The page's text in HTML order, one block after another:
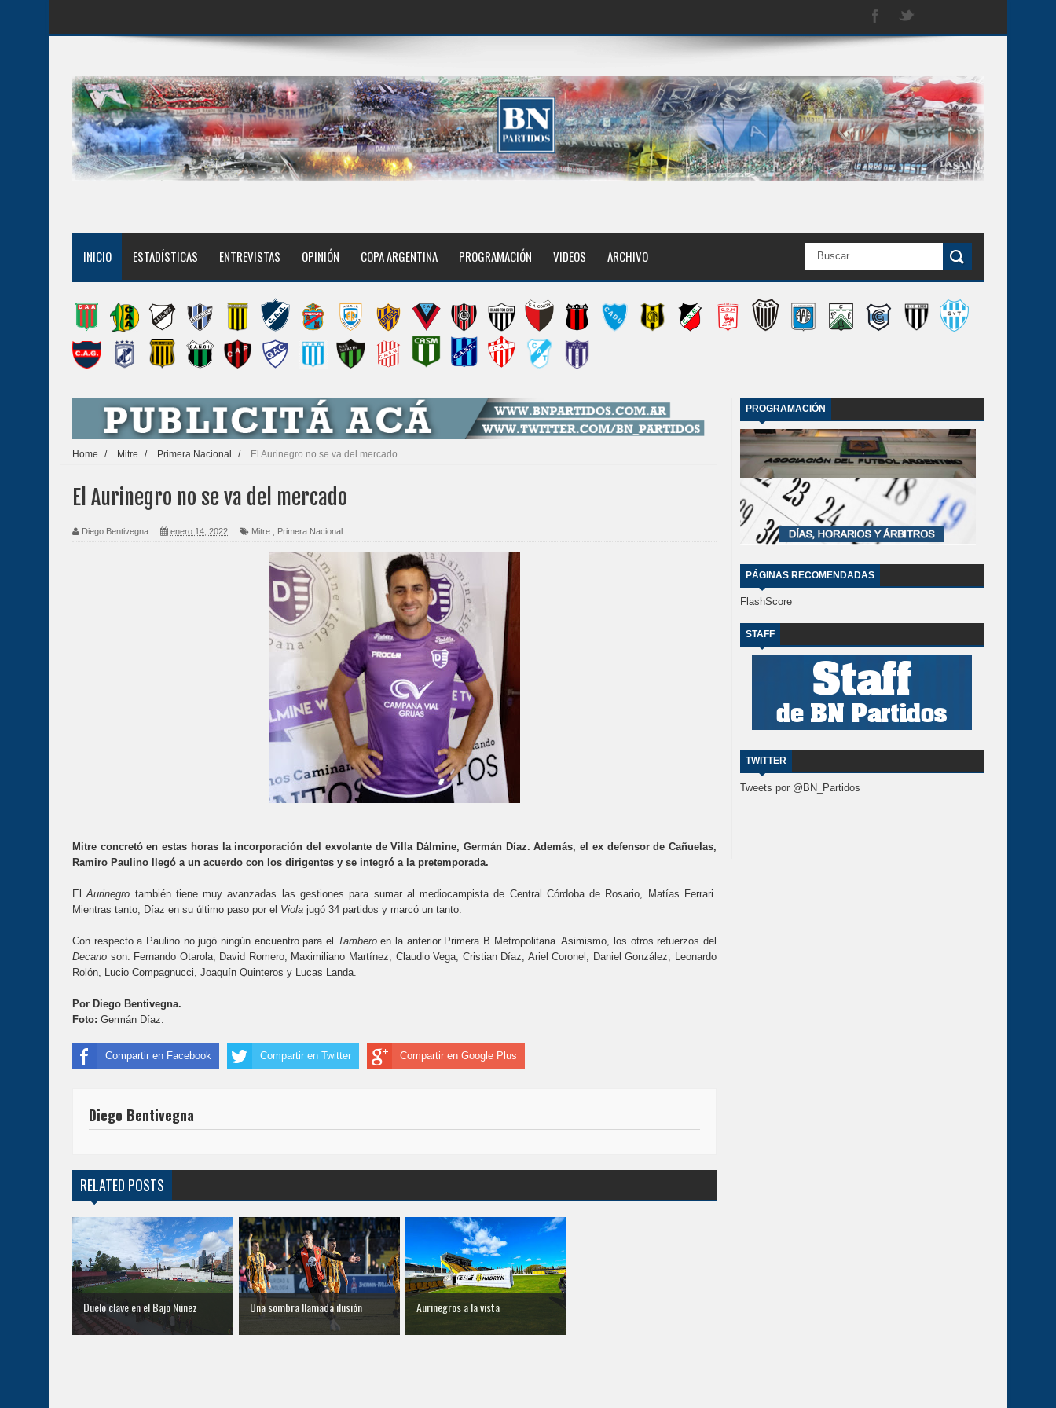
INICIO ESTADÍSTICAS ENTREVISTAS OPINIÓN COPA ARGENTINA PROGRAMACIÓN VIDEOS ARCHIVO
Home / Mitre / Primera Nacional / El Aurinegro no se va del mercado
El Aurinegro no se va del mercado
Diego Bentivegna enero 14, 2022 Mitre Primera Nacional
Mitre concretó en estas horas la incorporación del exvolante de Villa Dálmine, Germán Díaz. Además, el ex defensor de Cañuelas,
Ramiro Paulino llegó a un acuerdo con los dirigentes y se integró a la pretemporada.
ElAurinegro también tiene muy avanzadas las gestiones para sumar al mediocampista de Central Córdoba de Rosario, Matías Ferrari.
Mientras tanto, Díaz en su último paso por el Viola jugó 34 partidos y marcó un tanto.
Con respecto a Paulino no jugó ningún encuentro para el Tamberoen la anterior Primera B Metropolitana. Asimismo, los otros refuerzos del
Decano son: Fernando Otarola, David Romero, Maximiliano Martínez, Claudio Vega, Cristian Díaz, Ariel Coronel, Daniel González, Leonardo
Rolón, Lucio Compagnucci, Joaquín Quinteros y Lucas Landa.
Por Diego Bentivegna.
Foto: Germán Díaz.
Compartir en Facebook Compartir en Twitter Compartir en Google Plus
Diego Bentivegna
RELATED POSTS
Duelo clave en el Bajo Núñez Una sombra llamada ilusión Aurinegros a la vista
PROGRAMACIÓN
PÁGINAS RECOMENDADAS
FlashScore
STAFF
TWITTER
Tweets por @BN_Partidos